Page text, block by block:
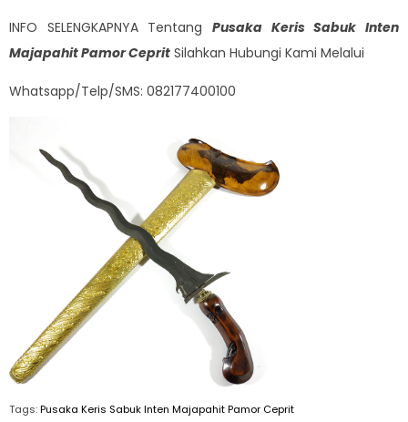
INFO SELENGKAPNYA Tentang Pusaka Keris Sabuk Inten
Majapahit Pamor Ceprit Silahkan Hubungi Kami Melalui
Whatsapp/Telp/SMS: 082177400100
Tags:Pusaka Keris Sabuk Inten Majapahit Pamor Ceprit